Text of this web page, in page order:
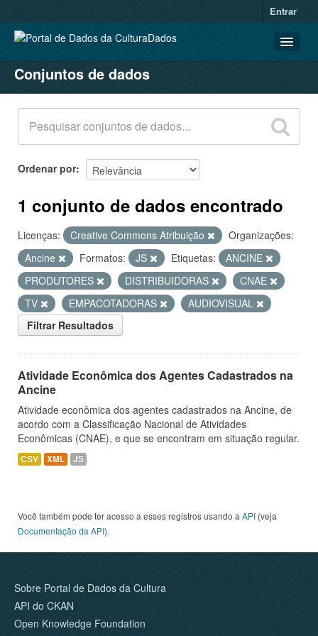
Entrar
CONJUNTOS DE DADOS
ORGANIZAÇÕES
GRUPOS
SOBRE
Conjuntos de dados
Ordenar por
1 conjunto de dados encontrado
Licenças: Creative Commons Atribuição
Organizações:
Ancine
Formatos: JS Etiquetas:
ANCINE
PRODUTORES
DISTRIBUIDORAS
CNAE
TV
EMPACOTADORAS
AUDIOVISUAL
Filtrar Resultados
Atividade Econômica dos Agentes Cadastrados na
Ancine
Atividade econômica dos agentes cadastrados na Ancine, de
acordo com a Classificação Nacional de Atividades
Econômicas (CNAE), e que se encontram em situação regular.
CSV XML JS
Você também pode ter acesso a esses registros usando a API (veja
Documentação da API).
Sobre Portal de Dados da Cultura
API do CKAN
Open Knowledge Foundation